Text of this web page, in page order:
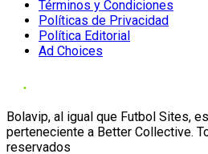
Términos y Condiciones
Políticas de Privacidad
Política Editorial
Ad Choices
Bolavip, al igual que Futbol Sites,
perteneciente a Better Collective.
reservados